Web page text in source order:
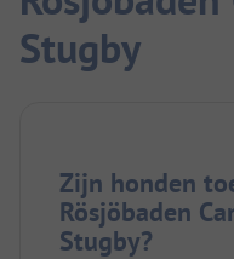
Stugby
Zijn honden
Rösjöbaden
Stugby?